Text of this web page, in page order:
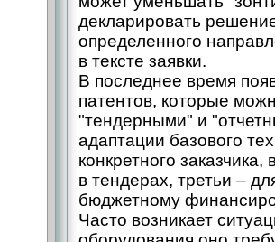
декларировать
определенного
в тексте заявки.
В последнее время
патентов, которые
"тендерными" и
адаптации базового
конкретного
в тендерах, третьи –
бюджетному
Часто возникает